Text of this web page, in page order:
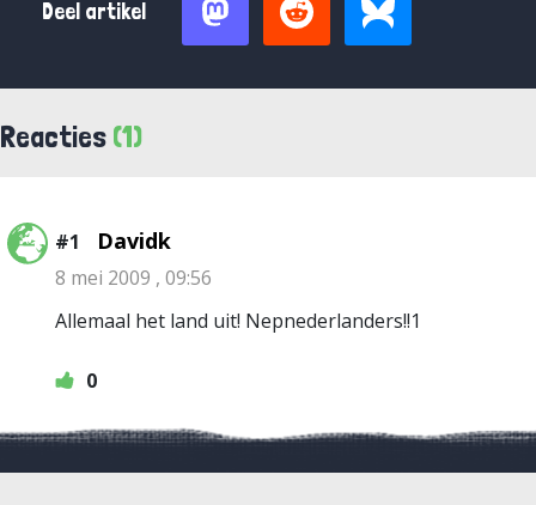
Deel artikel
Reacties (1)
#1 Davidk
8 mei 2009 , 09:56
Allemaal het land uit! Nepnederlanders!!1
0